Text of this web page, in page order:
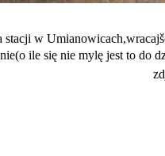
w
ile się nie mylę jest to do